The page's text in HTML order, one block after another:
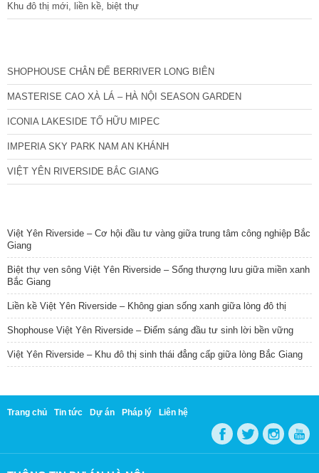
Khu đô thị mới, liền kề, biệt thự
SHOPHOUSE CHÂN ĐẾ BERRIVER LONG BIÊN
MASTERISE CAO XÀ LÁ – HÀ NỘI SEASON GARDEN
ICONIA LAKESIDE TỐ HỮU MIPEC
IMPERIA SKY PARK NAM AN KHÁNH
VIỆT YÊN RIVERSIDE BẮC GIANG
Việt Yên Riverside – Cơ hội đầu tư vàng giữa trung tâm công nghiệp Bắc
Giang
Biệt thự ven sông Việt Yên Riverside – Sống thượng lưu giữa miền xanh
Bắc Giang
Liền kề Việt Yên Riverside – Không gian sống xanh giữa lòng đô thị
Shophouse Việt Yên Riverside – Điểm sáng đầu tư sinh lời bền vững
Việt Yên Riverside – Khu đô thị sinh thái đẳng cấp giữa lòng Bắc Giang
Trang chủ Tin tức Dự án Pháp lý Liên hệ